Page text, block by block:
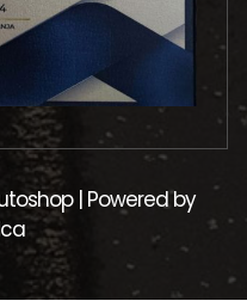
| Powered by